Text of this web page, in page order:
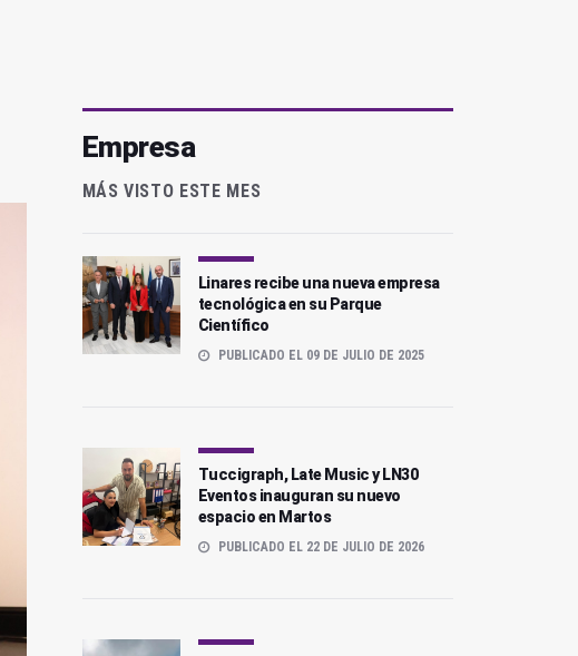
Empresa
MÁS VISTO ESTE MES
Linares recibe una nueva empresa
tecnológica en su Parque
Científico
PUBLICADO EL 09 DE JULIO DE 2025
Tuccigraph, Late Music y LN30
Eventos inauguran su nuevo
espacio en Martos
PUBLICADO EL 22 DE JULIO DE 2026